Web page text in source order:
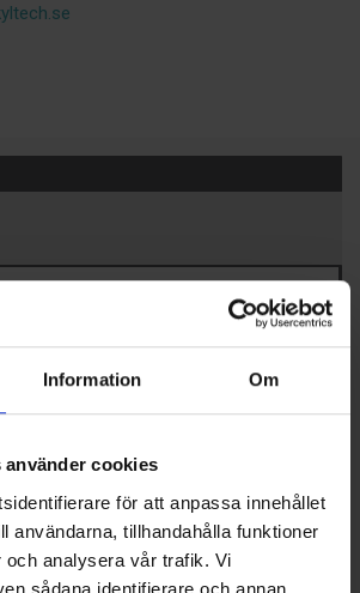
Information Om
använder cookies
för att anpassa innehållet
användarna, tillhandahålla funktioner
och analysera vår trafik. Vi
sådana identifierare och annan
läsa om:
i Malmö
demonstrationsprojekt
som firar 30 år